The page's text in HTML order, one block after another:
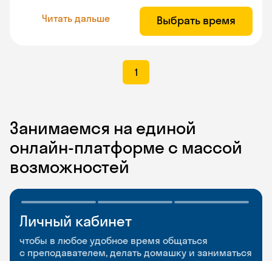
Читать дальше Выбрать время
1
Занимаемся на единой
онлайн-платформе с массой
возможностей
Личный кабинет
чтобы в любое удобное время общаться
с преподавателем, делать домашку и заниматься
Мобильное
приложение
чтобы заниматься и изучать новые слова где
Разговорные клубы
и Talks
Групповые занятия для разговорной практики